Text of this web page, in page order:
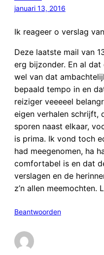
januari 13, 2016
Ik reageer o verslag
Deze laatste mail van
erg bijzonder. En al
wel van dat
bepaald tempo in en
reiziger veeeeel
eigen verhalen schrijft,
sporen naast elkaar,
is prima. Ik vond toch
had meegenomen, ha
comfortabel is en dat
verslagen en de
z’n allen meemochten.
Beantwoorden